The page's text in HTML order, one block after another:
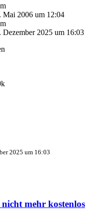
Mai 2006 um 12:04
Dezember 2025 um 16:03
2025 um 16:03
nicht mehr kostenlos